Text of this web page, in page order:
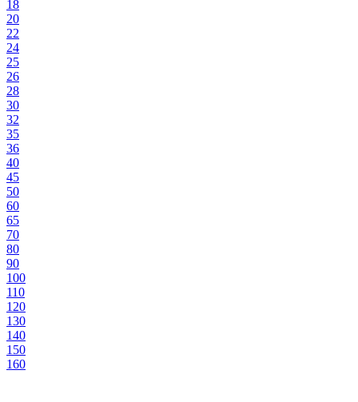
18
20
22
24
25
26
28
30
32
35
36
40
45
50
60
65
70
80
90
100
110
120
130
140
150
160